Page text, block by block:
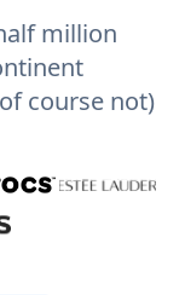
million
course not)